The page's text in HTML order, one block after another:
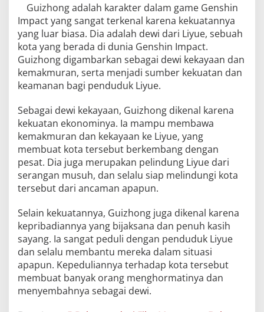
Guizhong adalah karakter dalam game Genshin
Impact yang sangat terkenal karena kekuatannya
yang luar biasa. Dia adalah dewi dari Liyue, sebuah
kota yang berada di dunia Genshin Impact.
Guizhong digambarkan sebagai dewi kekayaan dan
kemakmuran, serta menjadi sumber kekuatan dan
keamanan bagi penduduk Liyue.
Sebagai dewi kekayaan, Guizhong dikenal karena
kekuatan ekonominya. Ia mampu membawa
kemakmuran dan kekayaan ke Liyue, yang
membuat kota tersebut berkembang dengan
pesat. Dia juga merupakan pelindung Liyue dari
serangan musuh, dan selalu siap melindungi kota
tersebut dari ancaman apapun.
Selain kekuatannya, Guizhong juga dikenal karena
kepribadiannya yang bijaksana dan penuh kasih
sayang. Ia sangat peduli dengan penduduk Liyue
dan selalu membantu mereka dalam situasi
apapun. Kepeduliannya terhadap kota tersebut
membuat banyak orang menghormatinya dan
menyembahnya sebagai dewi.